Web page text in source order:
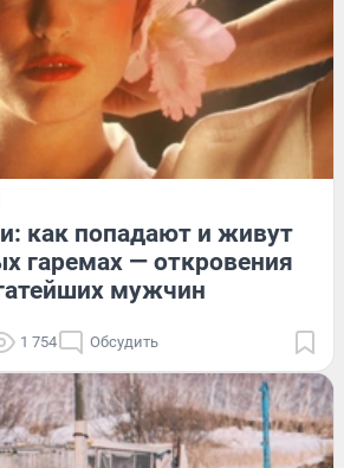
как попадают и живут
гаремах — откровения
мужчин
1 754 Обсудить